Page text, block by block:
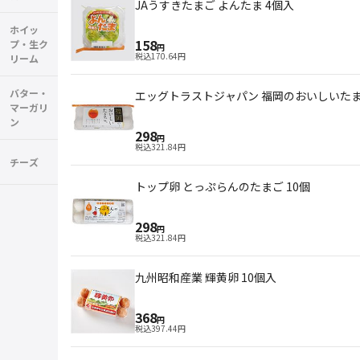
ホイッ
プ・生ク
リーム
バター・
マーガリ
ン
チーズ
JAうすきたまご よんたま 4個入
158円
税込170.64円
エッグトラストジャパン 福岡のおいしいた
298円
税込321.84円
トップ卵 とっぷらんのたまご 10個
298円
税込321.84円
九州昭和産業 輝黄卵 10個入
368円
税込397.44円